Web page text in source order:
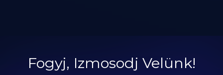
Fogyj, Izmosodj Velünk!